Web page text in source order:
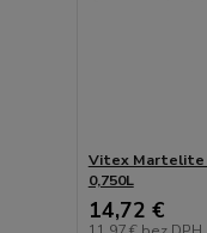
Vitex Martelite
0,750L
14,72 €